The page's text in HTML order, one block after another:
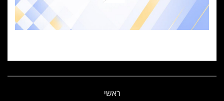
ראשי